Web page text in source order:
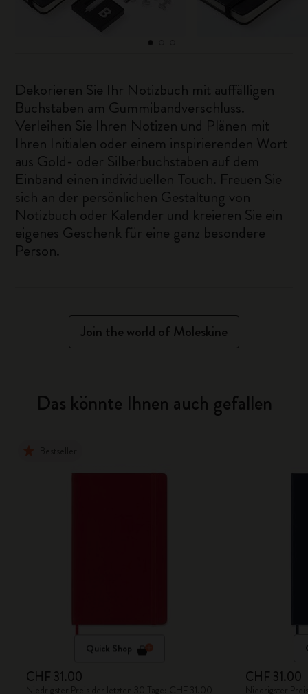
Dekorieren Sie Ihr Notizbuch mit auffälligen
Buchstaben am Gummibandverschluss.
Verleihen Sie Ihren Notizen und Plänen mit
Ihren Initialen oder einem inspirierenden Wort
aus Gold- oder Silberbuchstaben auf dem
Einband einen individuellen Touch. Freuen Sie
sich an der persönlichen Gestaltung von
Notizbuch oder Kalender und kreieren Sie ein
eigenes Geschenk für eine ganz besondere
Person.
Join the world of Moleskine
Das könnte Ihnen auch gefallen
Quick Shop
CHF 31.00 CHF 31.00